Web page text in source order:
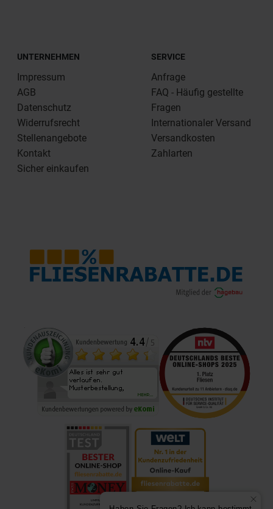
UNTERNEHMEN
Impressum
AGB
Datenschutz
Widerrufsrecht
Stellenangebote
Kontakt
Sicher einkaufen
SERVICE
Anfrage
FAQ - Häufig gestellte
Fragen
Internationaler Versand
Versandkosten
Zahlarten